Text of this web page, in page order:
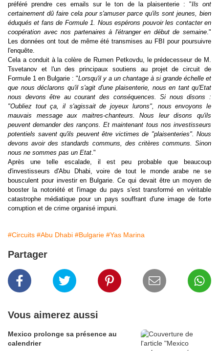
préféré prendre ces emails sur le ton de la plaisenterie : "Ils ont
certainement dû faire cela pour s'amuser parce qu'ils sont jeunes, bien
éduqués et fans de Formule 1. Nous espérons pouvoir les contacter en
coopération avec nos partenaires à l'étranger en début de semaine."
Les données ont tout de même été transmises au FBI pour poursuivre
l'enquête.
Cela a conduit à la colère de Rumen Petkovdu, le prédecesseur de M.
Tsvetanov et l'un des principaux soutiens au projet de circuit de
Formule 1 en Bulgarie : "Lorsqu'il y a un chantage à si grande échelle et
que nous déclarons qu'il s'agit d'une plaisenterie, nous en tant qu'Etat
nous devons être au courant des conséquences. Si nous disons :
"Oubliez tout ça, il s'agissait de joyeux lurons", nous envoyons le
mauvais message aux maitres-chanteurs. Nous leur disons qu'ils
peuvent demander des rançons. Et maintenant tous nos investisseurs
potentiels savent qu'ils peuvent être victimes de "plaisenteries". Nous
devons avoir des standards communs, des critères communs. Sinon
nous ne sommes pas un Etat."
Après une telle escalade, il est peu probable que beaucoup
d'investisseurs d'Abu Dhabi, voire de tout le monde arabe ne se
bousculent pour investir en Bulgarie. Ce qui devait être un moyen de
booster la notoriété et l'image du pays s'est transformé en véritable
catastrophe médiatique pour un pays souffrant d'une image de forte
corruption et de crime organisé impuni.
#Circuits #Abu Dhabi #Bulgarie #Yas Marina
Partager
Vous aimerez aussi
Mexico prolonge sa présence au
calendrier